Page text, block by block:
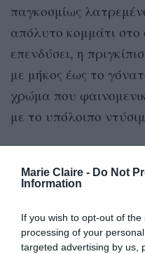
Marie Claire - Do Not
Information
If you wish to opt-out of
processing of your
targeted advertising by us,
παγκοσμίως
απόλυτο κομμάτι στο
επενδύσει, η
με μήκος έως το
χρώμα που
με το υπόλοιπο
Κι όμως ο
με την οποία η
το καμηλό παλτό ως
που δεν
χρόνια κι αν